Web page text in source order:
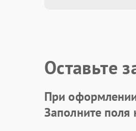
Оставьте
При
Заполните